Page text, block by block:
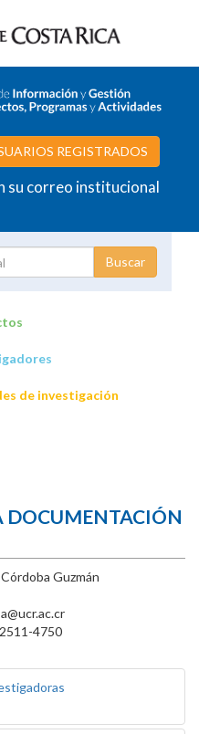
REGISTRADOS
su correo institucional
de investigación
DOCUMENTACIÓN
Guzmán
4750